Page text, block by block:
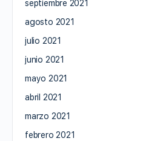
septiembre 2021
agosto 2021
julio 2021
junio 2021
mayo 2021
abril 2021
marzo 2021
febrero 2021